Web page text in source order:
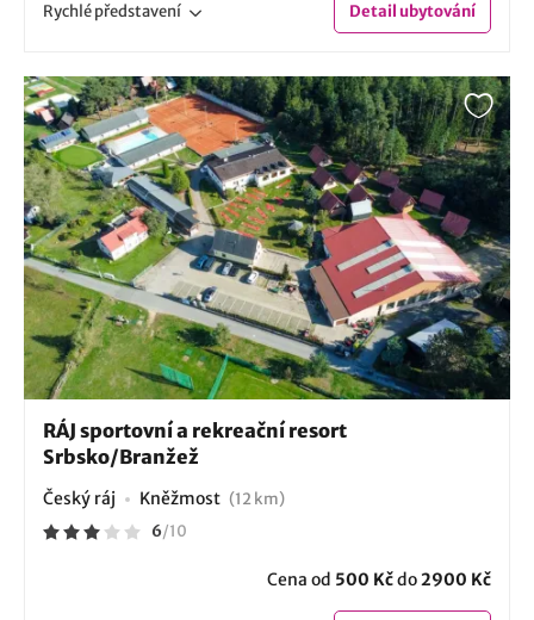
Rychlépředstavení Detailubytování
RÁJ sportovní a rekreační resort
Srbsko/Branžež
Český ráj Kněžmost (12 km)
6/10
Cena od 500 Kčdo2900 Kč